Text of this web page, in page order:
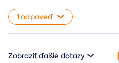
1 odpoveď
Zobraziť ďalšie dotazy